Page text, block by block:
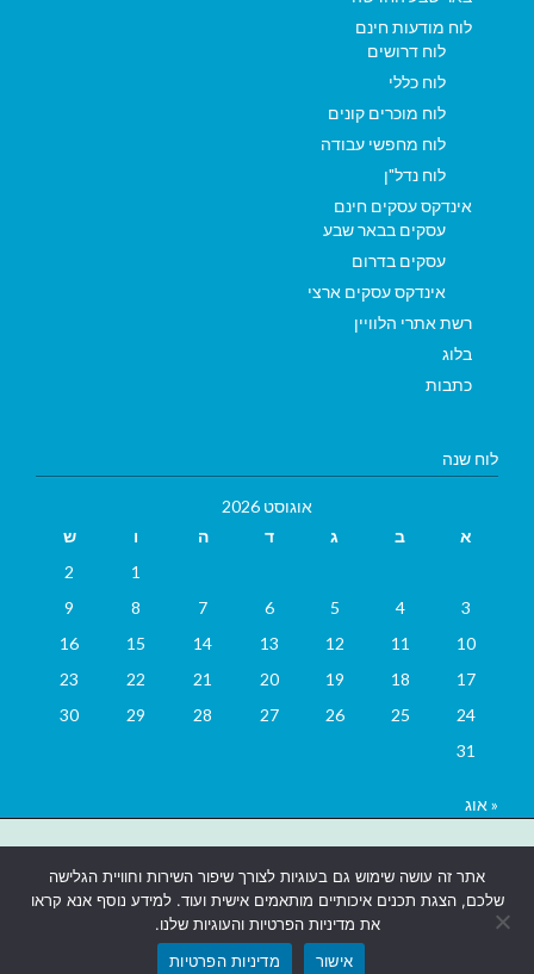
אתר זה עושה שימוש גם בעוגיות לצורך שיפור השירות וחוויית הגלישה
שלכם, הצגת תכנים איכותיים מותאמים אישית ועוד. למידע נוסף אנא קראו
את מדיניות הפרטיות והעוגיות שלנו.
אישור
מדיניות הפרטיות
לוח מודעות חינם
לוח דרושים
לוח כללי
לוח מוכרים קונים
לוח מחפשי עבודה
לוח נדל"ן
אינדקס עסקים חינם
עסקים בבאר שבע
עסקים בדרום
אינדקס עסקים ארצי
רשת אתרי הלוויין
בלוג
כתבות
לוח שנה
אוגוסט 2026
א
ב ג ד ה ו
ש
1
2
3
4
5
6
7
8
9
10
11
12
13
14
15
16
17
18
19
20
21
22
23
24
25
26
27
28
29
30
31
« אוג
אתרים בבאר שבע|